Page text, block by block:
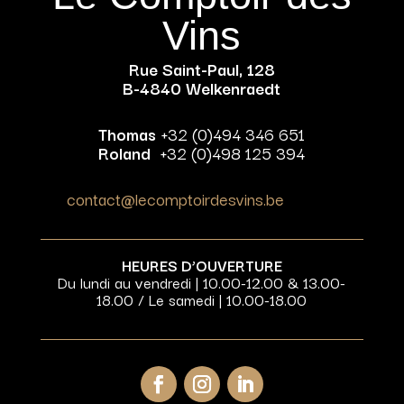
Vins
Rue Saint-Paul, 128
B-4840 Welkenraedt
Thomas +32 (0)494 346 651
Roland +32 (0)498 125 394
contact@lecomptoirdesvins.be
HEURES D’OUVERTURE
Du lundi au vendredi | 10.00-12.00 & 13.00-
18.00 / Le samedi | 10.00-18.00